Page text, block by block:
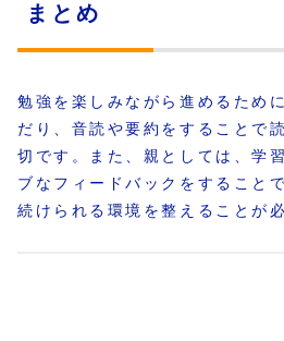
まとめ
勉強を楽しみながら進めるため
だり、音読や要約をすることで
切です。また、親としては、学
ブなフィードバックをすること
続けられる環境を整えることが